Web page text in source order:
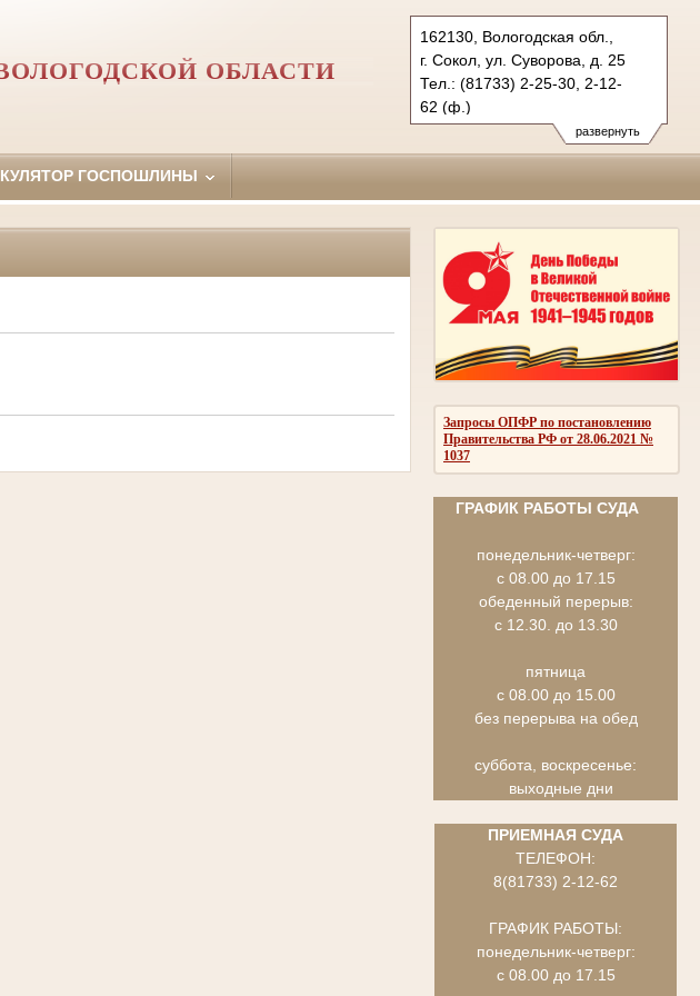
развернуть
162130, Вологодская обл.,
г. Сокол, ул. Суворова, д. 25
Тел.: (81733) 2-25-30, 2-12-
62 (ф.)
sokolsky.vld@sudrf.ru
ОБЛАСТИ
ГОСПОШЛИНЫ
Запросы ОПФР по постановлению
Правительства РФ от 28.06.2021 №
1037
ГРАФИК РАБОТЫ СУДА
понедельник-четверг:
с 08.00 до 17.15
обеденный перерыв:
с 12.30. до 13.30
пятница
с 08.00 до 15.00
без перерыва на обед
суббота, воскресенье:
выходные дни
ПРИЕМНАЯ СУДА
ТЕЛЕФОН:
8(81733) 2-12-62
ГРАФИК РАБОТЫ:
понедельник-четверг:
с 08.00 до 17.15